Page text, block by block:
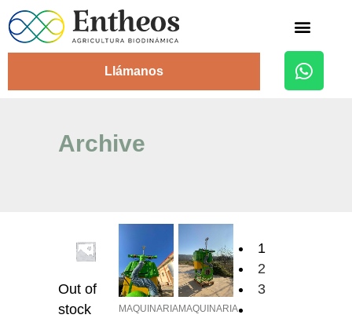
Llámanos
Archive
Out of
stock
MAQUINARIA MAQUINARIA
1
2
3